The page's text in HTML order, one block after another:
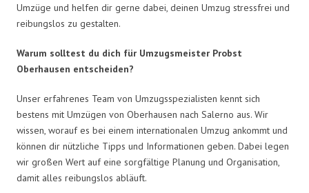
Umzüge und helfen dir gerne dabei, deinen Umzug stressfrei und
reibungslos zu gestalten.
Warum solltest du dich für Umzugsmeister Probst
Oberhausen entscheiden?
Unser erfahrenes Team von Umzugsspezialisten kennt sich
bestens mit Umzügen von Oberhausen nach Salerno aus. Wir
wissen, worauf es bei einem internationalen Umzug ankommt und
können dir nützliche Tipps und Informationen geben. Dabei legen
wir großen Wert auf eine sorgfältige Planung und Organisation,
damit alles reibungslos abläuft.